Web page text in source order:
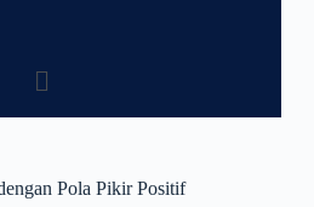
Pola Pikir Positif